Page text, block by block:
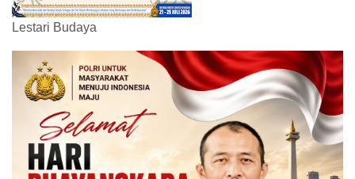
Lestari Budaya